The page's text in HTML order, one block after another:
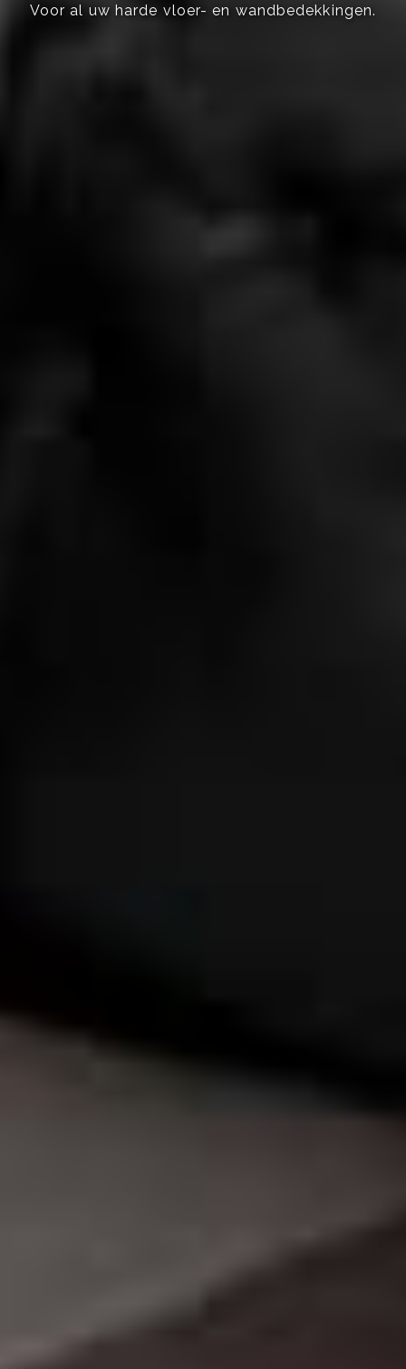
Voor al uw harde vloer- en wandbedekkingen.